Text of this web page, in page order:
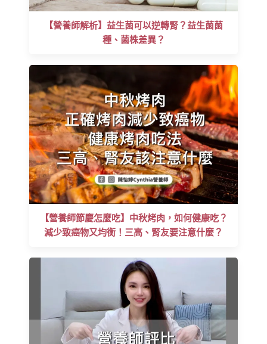
【營養師解析】益生菌可以逆轉腎？益生菌菌
種、菌株差異？
【營養師節慶怎麼吃】中秋烤肉，如何健康吃？
減少致癌物又均衡！三高、腎友要注意什麼？